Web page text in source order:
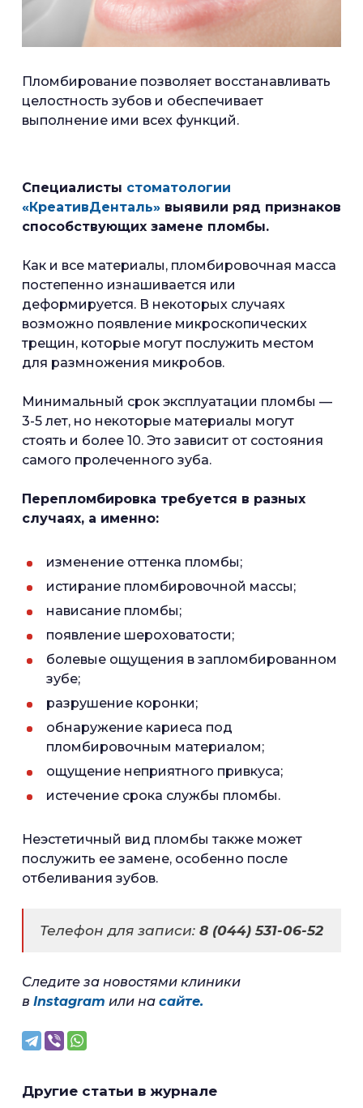
Пломбирование позволяет восстанавливать
целостность зубов и обеспечивает
выполнение ими всех функций.
Специалисты стоматологии
«КреативДенталь» выявили ряд признаков
способствующих замене пломбы.
Как и все материалы, пломбировочная масса
постепенно изнашивается или
деформируется. В некоторых случаях
возможно появление микроскопических
трещин, которые могут послужить местом
для размножения микробов.
Минимальный срок эксплуатации пломбы —
3-5 лет, но некоторые материалы могут
стоять и более 10. Это зависит от состояния
самого пролеченного зуба.
Перепломбировка требуется в разных
случаях, а именно:
изменение оттенка пломбы;
истирание пломбировочной массы;
нависание пломбы;
появление шероховатости;
болевые ощущения в запломбированном
зубе;
разрушение коронки;
обнаружение кариеса под
пломбировочным материалом;
ощущение неприятного привкуса;
истечение срока службы пломбы.
Неэстетичный вид пломбы также может
послужить ее замене, особенно после
отбеливания зубов.
Телефон для записи: 8 (044) 531-06-52
Следите за новостями клиники
в Instagram или на сайте.
Другие статьи в журнале